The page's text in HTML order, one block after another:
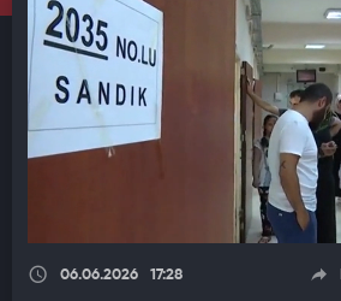
06.06.2026 17:28